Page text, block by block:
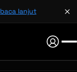
baca lanjut